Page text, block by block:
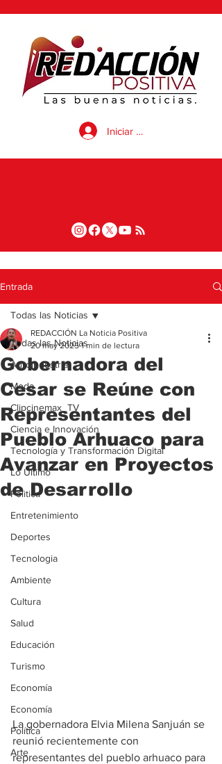
Iniciar sesión
Entrada
Todas las Noticias
Agroindustria
Moda
Clipcinemax_TV
Ciencia e Innovación
Tecnología y Transformación Digital
Lo Ultimo
Politica
Entretenimiento
Deportes
Tecnologia
Ambiente
Cultura
Salud
Educación
Turismo
Economía
Economía
Política
Arte
Todas las Noticias
Gobernadora del
Cesar se Reúne con
Representantes del
Pueblo Arhuaco para
Avanzar en Proyectos
de Desarrollo
REDACCIÓN La Noticia Positiva
20 may 2025 1 min de lectura
La gobernadora Elvia Milena Sanjuán se
reunió recientemente con
representantes del pueblo arhuaco para